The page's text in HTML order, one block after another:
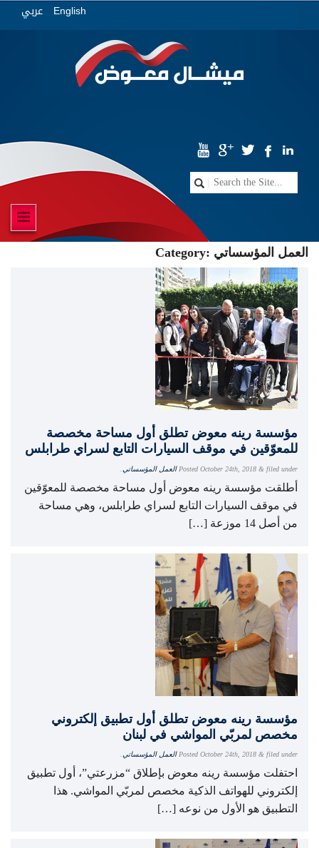
عربي English
Category: العمل المؤسساتي
مؤسسة رينه معوض تطلق أول مساحة مخصصة
للمعوّقين في موقف السيارات التابع لسراي طرابلس
Posted October 24th, 2018 & filed under العمل المؤسساتي
أطلقت مؤسسة رينه معوض أول مساحة مخصصة للمعوّقين
في موقف السيارات التابع لسراي طرابلس، وهي مساحة
من أصل 14 موزعة […]
مؤسسة رينه معوض تطلق أول تطبيق إلكتروني
مخصص لمربّي المواشي في لبنان
Posted October 24th, 2018 & filed under العمل المؤسساتي.
احتفلت مؤسسة رينه معوض بإطلاق “مزرعتي”، أول تطبيق
إلكتروني للهواتف الذكية مخصص لمربّي المواشي. هذا
التطبيق هو الأول من نوعه […]